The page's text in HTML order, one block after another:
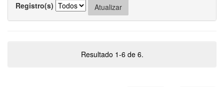
Registro(s)
Resultado 1-6 de 6.